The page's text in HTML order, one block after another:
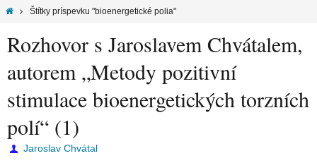
Štítky príspevku "bioenergetické polia"
Rozhovor s Jaroslavem Chvátalem,
autorem „Metody pozitivní
stimulace bioenergetických torzních
polí“ (1)
Jaroslav Chvátal